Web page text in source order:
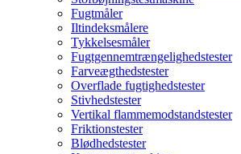
Fugtmåler
Iltindeksmålere
Tykkelsesmåler
Fugtgennemtrængelighedstester
Farveægthedstester
Overflade fugtighedstester
Stivhedstester
Vertikal flammemodstandstester
Friktionstester
Blødhedstester